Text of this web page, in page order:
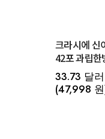
크라시에
33.73 달러
(47,998